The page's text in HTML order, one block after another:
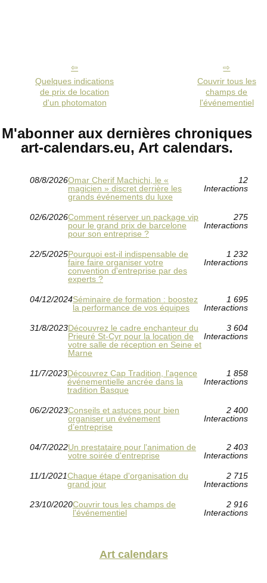
Quelques indications
de prix de location
d'un photomaton
Couvrir tous les
champs de
l'événementiel
M'abonner aux dernières chroniques
art-calendars.eu, Art calendars.
08/8/2026Omar Cherif Machichi, le «
magicien » discret derrière les
grands événements du luxe
12
Interactions
02/6/2026Comment réserver un package vip
pour le grand prix de barcelone
pour son entreprise ?
275
Interactions
22/5/2025Pourquoi est-il indispensable de
faire faire organiser votre
convention d'entreprise par des
experts ?
1 232
Interactions
04/12/2024Séminaire de formation : boostez
la performance de vos équipes
1 695
Interactions
31/8/2023Découvrez le cadre enchanteur du
Prieuré St-Cyr pour la location de
votre salle de réception en Seine et
Marne
3 604
Interactions
11/7/2023Découvrez Cap Tradition, l'agence
événementielle ancrée dans la
tradition Basque
1 858
Interactions
06/2/2023Conseils et astuces pour bien
organiser un événement
d’entreprise
2 400
Interactions
04/7/2022Un prestataire pour l'animation de
votre soirée d'entreprise
2 403
Interactions
11/1/2021Chaque étape d'organisation du
grand jour
2 715
Interactions
23/10/2020Couvrir tous les champs de
l'événementiel
2 916
Interactions
Art calendars